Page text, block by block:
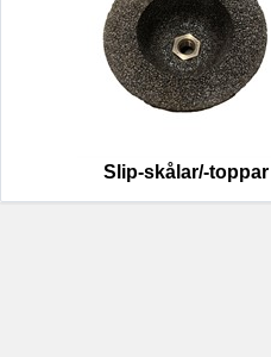
Slip-skålar/-toppar